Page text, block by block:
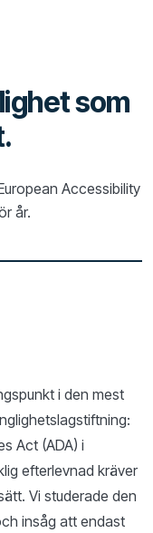
som
Accessibility
år.
i den mest
Act (ADA) i
efterlevnad kräver
Vi studerade den
insåg att endast